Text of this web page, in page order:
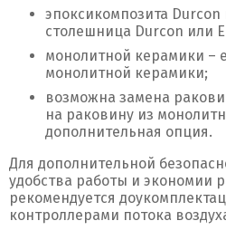
эпоксикомпозита
столешница Durcon или
монолитной керамики –
монолитной керамики;
возможна замена
на раковину из
дополнительная опция.
Для дополнительной
удобства работы и экономии
рекомендуется
контроллерами потока